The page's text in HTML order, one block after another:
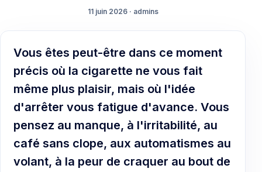
11 juin 2026 · admins
Vous êtes peut-être dans ce moment
précis où la cigarette ne vous fait
même plus plaisir, mais où l'idée
d'arrêter vous fatigue d'avance. Vous
pensez au manque, à l'irritabilité, au
café sans clope, aux automatismes au
volant, à la peur de craquer au bout de